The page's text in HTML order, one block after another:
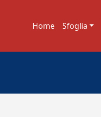
Home Sfoglia